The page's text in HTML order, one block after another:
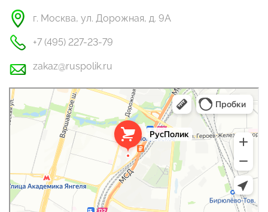
г. Москва, ул. Дорожная, д. 9А
+7 (495) 227-23-79
zakaz@ruspolik.ru
РусПолик
Оргстекло, поликарбонат в Москве
Строительные и отделочные работы в Москве